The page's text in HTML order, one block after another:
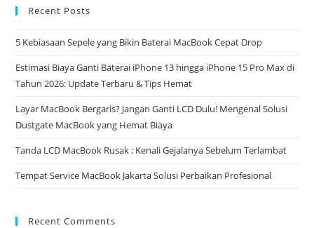
Recent Posts
5 Kebiasaan Sepele yang Bikin Baterai MacBook Cepat Drop
Estimasi Biaya Ganti Baterai iPhone 13 hingga iPhone 15 Pro Max di
Tahun 2026: Update Terbaru & Tips Hemat
Layar MacBook Bergaris? Jangan Ganti LCD Dulu! Mengenal Solusi
Dustgate MacBook yang Hemat Biaya
Tanda LCD MacBook Rusak : Kenali Gejalanya Sebelum Terlambat
Tempat Service MacBook Jakarta Solusi Perbaikan Profesional
Recent Comments